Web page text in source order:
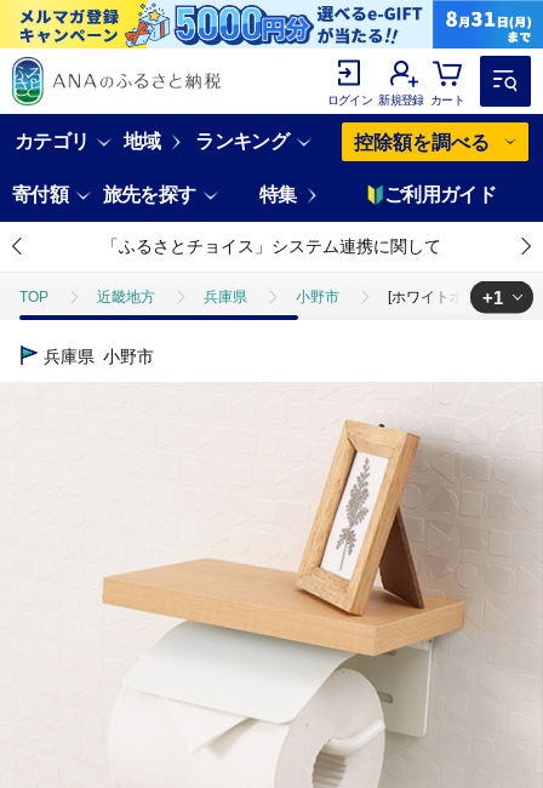
ログイン 新規登録 カート
カテゴリ 地域 ランキング 控除額を調べる
寄付額 旅先を探す 特集 ご利用ガイド
「ふるさとチョイス」システム連携に関して
TOP 近畿地方 兵庫県 小野市 [ホワイトホワイトウ
TOP
+1
兵庫県 小野市